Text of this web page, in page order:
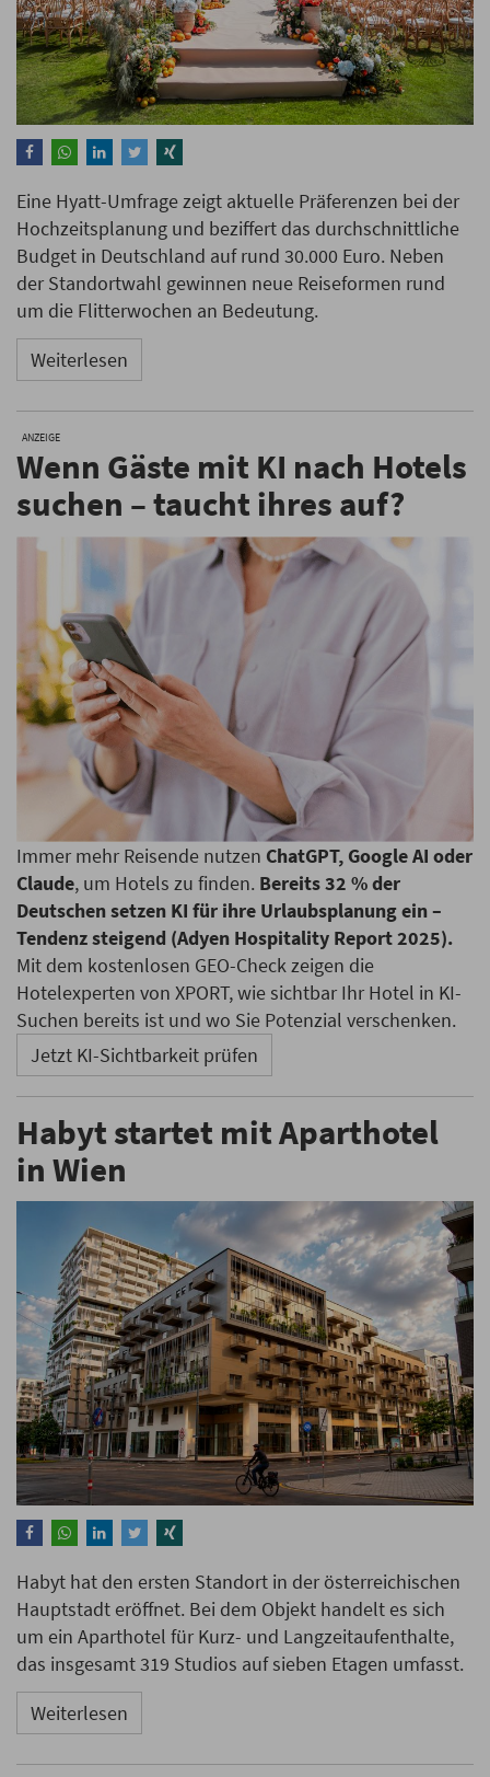
Eine Hyatt-Umfrage zeigt aktuelle Präferenzen bei der
Hochzeitsplanung und beziffert das durchschnittliche
Budget in Deutschland auf rund 30.000 Euro. Neben
der Standortwahl gewinnen neue Reiseformen rund
um die Flitterwochen an Bedeutung.
Weiterlesen
ANZEIGE
Wenn Gäste mit KI nach Hotels
suchen – taucht ihres auf?
Immer mehr Reisende nutzen ChatGPT, Google AI oder
Claude, um Hotels zu finden. Bereits 32 % der
Deutschen setzen KI für ihre Urlaubsplanung ein –
Tendenz steigend (Adyen Hospitality Report 2025).
Mit dem kostenlosen GEO-Check zeigen die
Hotelexperten von XPORT, wie sichtbar Ihr Hotel in KI-
Suchen bereits ist und wo Sie Potenzial verschenken.
Jetzt KI-Sichtbarkeit prüfen
Habyt startet mit Aparthotel
in Wien
Habyt hat den ersten Standort in der österreichischen
Hauptstadt eröffnet. Bei dem Objekt handelt es sich
um ein Aparthotel für Kurz- und Langzeitaufenthalte,
das insgesamt 319 Studios auf sieben Etagen umfasst.
Weiterlesen